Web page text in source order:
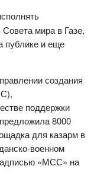
Совета мира в Газе,
публике и еще
создания
поддержки
8000
для казарм в
военном
«МСС» на